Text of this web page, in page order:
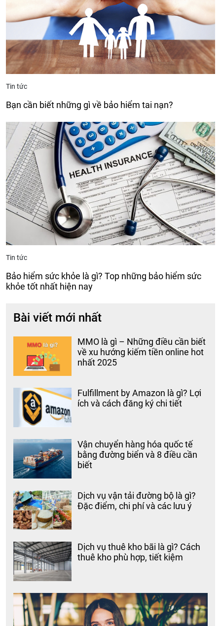
Tin tức
Bạn cần biết những gì về bảo hiểm tai nạn?
Tin tức
Bảo hiểm sức khỏe là gì? Top những bảo hiểm sức
khỏe tốt nhất hiện nay
Bài viết mới nhất
MMO là gì – Những điều cần biết
về xu hướng kiếm tiền online hot
nhất 2025
Fulfillment by Amazon là gì? Lợi
ích và cách đăng ký chi tiết
Vận chuyển hàng hóa quốc tế
bằng đường biển và 8 điều cần
biết
Dịch vụ vận tải đường bộ là gì?
Đặc điểm, chi phí và các lưu ý
Dịch vụ thuê kho bãi là gì? Cách
thuê kho phù hợp, tiết kiệm